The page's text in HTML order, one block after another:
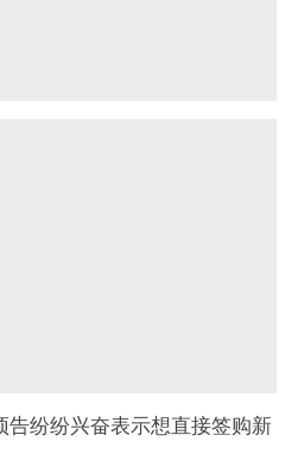
告纷纷兴奋表示想直接签购新